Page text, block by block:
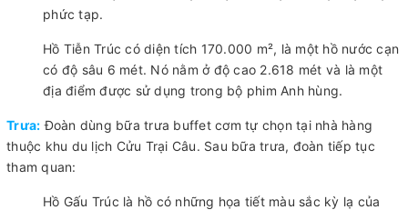
phức tạp.
Hồ Tiễn Trúc có diện tích 170.000 m², là một hồ nước cạn
có độ sâu 6 mét. Nó nằm ở độ cao 2.618 mét và là một
địa điểm được sử dụng trong bộ phim Anh hùng.
Trưa: Đoàn dùng bữa trưa buffet cơm tự chọn tại nhà hàng
thuộc khu du lịch Cửu Trại Câu. Sau bữa trưa, đoàn tiếp tục
tham quan:
Hồ Gấu Trúc là hồ có những họa tiết màu sắc kỳ lạ của